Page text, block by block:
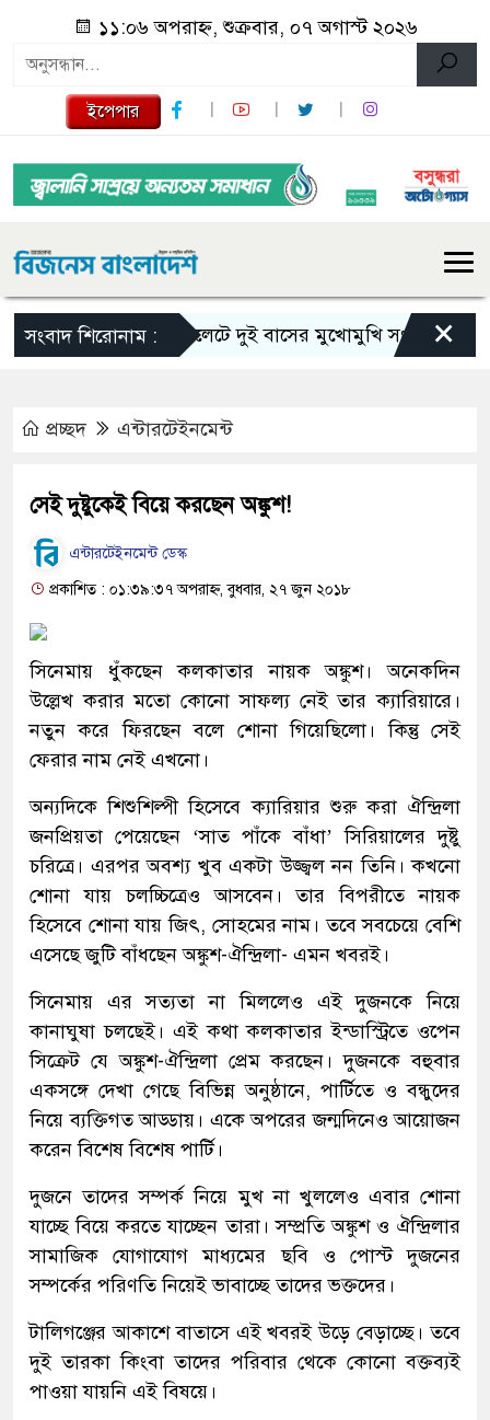
১১:০৬ অপরাহ্ন, শুক্রবার, ০৭ অগাস্ট ২০২৬
ইপেপার
সংবাদ শিরোনাম :সিলেটে দুই বাসের মুখোমুখি সংঘর্ষে নিহত বেড়ে
×
প্রচ্ছদ এন্টারটেইনমেন্ট
সেই দুষ্টুকেই বিয়ে করছেন অঙ্কুশ!
এন্টারটেইনমেন্ট ডেস্ক
প্রকাশিত : ০১:৩৯:৩৭ অপরাহ্ন, বুধবার, ২৭ জুন ২০১৮
সিনেমায় ধুঁকছেন কলকাতার নায়ক অঙ্কুশ। অনেকদিন
উল্লেখ করার মতো কোনো সাফল্য নেই তার ক্যারিয়ারে।
নতুন করে ফিরছেন বলে শোনা গিয়েছিলো। কিন্তু সেই
ফেরার নাম নেই এখনো।
অন্যদিকে শিশুশিল্পী হিসেবে ক্যারিয়ার শুরু করা ঐন্দ্রিলা
জনপ্রিয়তা পেয়েছেন ‘সাত পাঁকে বাঁধা’ সিরিয়ালের দুষ্টু
চরিত্রে। এরপর অবশ্য খুব একটা উজ্জ্বল নন তিনি। কখনো
শোনা যায় চলচ্চিত্রেও আসবেন। তার বিপরীতে নায়ক
হিসেবে শোনা যায় জিৎ, সোহমের নাম। তবে সবচেয়ে বেশি
এসেছে জুটি বাঁধছেন অঙ্কুশ-ঐন্দ্রিলা- এমন খবরই।
সিনেমায় এর সত্যতা না মিললেও এই দুজনকে নিয়ে
কানাঘুষা চলছেই। এই কথা কলকাতার ইন্ডাস্ট্রিতে ওপেন
সিক্রেট যে অঙ্কুশ-ঐন্দ্রিলা প্রেম করছেন। দুজনকে বহুবার
একসঙ্গে দেখা গেছে বিভিন্ন অনুষ্ঠানে, পার্টিতে ও বন্ধুদের
নিয়ে ব্যক্তিগত আড্ডায়। একে অপরের জন্মদিনেও আয়োজন
করেন বিশেষ বিশেষ পার্টি।
দুজনে তাদের সম্পর্ক নিয়ে মুখ না খুললেও এবার শোনা
যাচ্ছে বিয়ে করতে যাচ্ছেন তারা। সম্প্রতি অঙ্কুশ ও ঐন্দ্রিলার
সামাজিক যোগাযোগ মাধ্যমের ছবি ও পোস্ট দুজনের
সম্পর্কের পরিণতি নিয়েই ভাবাচ্ছে তাদের ভক্তদের।
টালিগঞ্জের আকাশে বাতাসে এই খবরই উড়ে বেড়াচ্ছে। তবে
দুই তারকা কিংবা তাদের পরিবার থেকে কোনো বক্তব্যই
পাওয়া যায়নি এই বিষয়ে।